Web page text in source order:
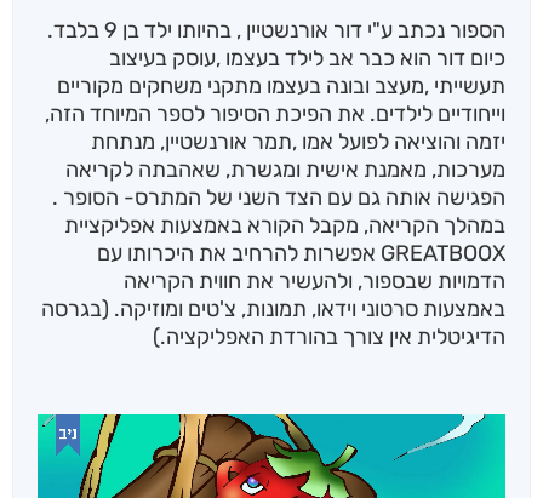
הספור נכתב ע"י דור אורנשטיין , בהיותו ילד בן 9 בלבד.
כיום דור הוא כבר אב לילד בעצמו ,עוסק בעיצוב
תעשייתי ,מעצב ובונה בעצמו מתקני משחקים מקוריים
וייחודיים לילדים. את הפיכת הסיפור לספר המיוחד הזה,
יזמה והוציאה לפועל אמו ,תמר אורנשטיין, מנתחת
מערכות, מאמנת אישית ומגשרת, שאהבתה לקריאה
הפגישה אותה גם עם הצד השני של המתרס- הסופר .
במהלך הקריאה, מקבל הקורא באמצעות אפליקציית
GREATBOOX אפשרות להרחיב את היכרותו עם
הדמויות שבספור, ולהעשיר את חווית הקריאה
באמצעות סרטוני וידאו, תמונות, צ'טים ומוזיקה. (בגרסה
הדיגיטלית אין צורך בהורדת האפליקציה.)
נגן